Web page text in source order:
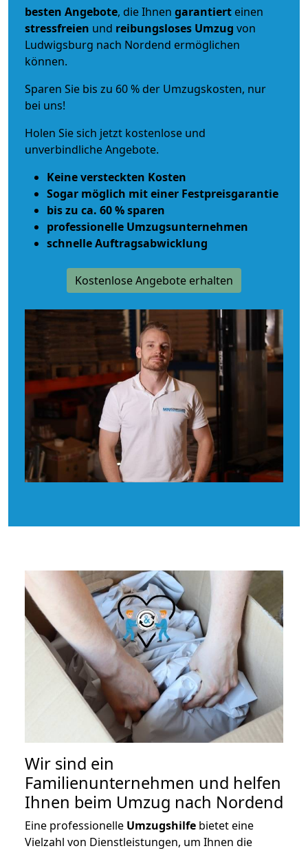
besten Angebote, die Ihnen garantiert einen
stressfreien und reibungsloses Umzug von
Ludwigsburg nach Nordend ermöglichen
können.
Sparen Sie bis zu 60 % der Umzugskosten, nur
bei uns!
Holen Sie sich jetzt kostenlose und
unverbindliche Angebote.
Keine versteckten Kosten
Sogar möglich mit einer Festpreisgarantie
bis zu ca. 60 % sparen
professionelle Umzugsunternehmen
schnelle Auftragsabwicklung
Kostenlose Angebote erhalten
Wir sind ein
Familienunternehmen und helfen
Ihnen beim Umzug nach Nordend
Eine professionelle Umzugshilfe bietet eine
Vielzahl von Dienstleistungen, um Ihnen die